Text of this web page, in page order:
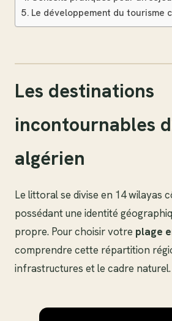
Le développement du tourisme
Les destinations
incontournables
algérien
Le littoral se divise en 14 wilayas
possédant une identité
propre. Pour choisir votre plage
comprendre cette répartition
infrastructures et le cadre naturel.